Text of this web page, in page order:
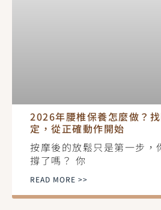
2026年腰椎保養怎麼做？
定，從正確動作開始
按摩後的放鬆只是第一步，
撐了嗎？ 你
READ MORE >>